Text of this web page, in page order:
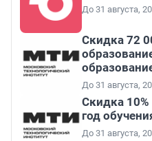
До 31 августа,
Скидка 72
До 31 августа,
Скидка
год
До 31 августа,